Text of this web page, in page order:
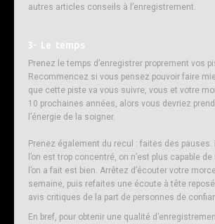
autres articles conseils à l’enregistrement.
3- Le temps
Prenez le temps d’enregistrer proprement vos
Recommencez si vous pensez pouvoir faire
que cette piste va vous suivre, vous et votre
10 prochaines années, alors vous devriez
l’énergie de la soigner.
Prenez également du recul : faites des pauses.
l’on est trop concentré, on n’est plus capable
l’on a fait est bien. Arrêtez d’écouter votre
semaine, puis refaites une écoute à tête
avis critiques de la part de personnes de
En bref, pour obtenir une qualité